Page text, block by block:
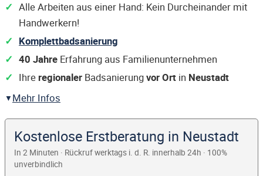
Alle Arbeiten aus einer Hand: Kein Durcheinander mit
Handwerkern!
Komplettbadsanierung
40 Jahre Erfahrung aus Familienunternehmen
Ihre regionaler Badsanierungvor Ort in Neustadt
Mehr Infos
Kostenlose Erstberatung in Neustadt
In 2 Minuten · Rückruf werktags i. d. R. innerhalb 24h · 100%
unverbindlich